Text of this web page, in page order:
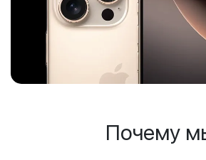
Почему